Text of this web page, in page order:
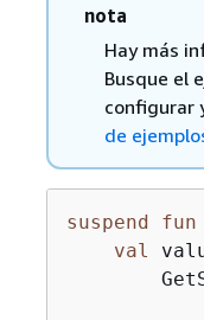
nota
Hay más
Busque el
configurar
de
suspend fun
val